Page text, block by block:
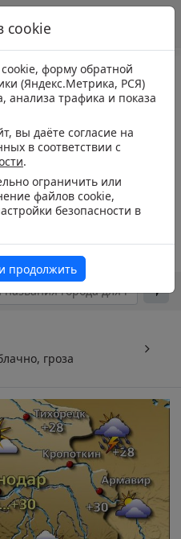
гроза
cookie
форму обратной
(Яндекс.Метрика, РСЯ)
анализа трафика и показа
вы даёте согласие на
в соответствии с
.
ограничить или
файлов cookie,
безопасности в
продолжить